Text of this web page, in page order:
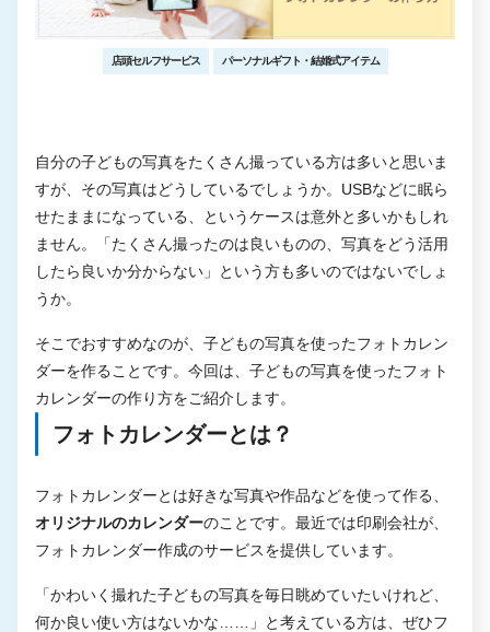
店頭セルフサービス パーソナルギフト・結婚式アイテム
自分の子どもの写真をたくさん撮っている方は多いと思いま
すが、その写真はどうしているでしょうか。USBなどに眠ら
せたままになっている、というケースは意外と多いかもしれ
ません。「たくさん撮ったのは良いものの、写真をどう活用
したら良いか分からない」という方も多いのではないでしょ
うか。
そこでおすすめなのが、子どもの写真を使ったフォトカレン
ダーを作ることです。今回は、子どもの写真を使ったフォト
カレンダーの作り方をご紹介します。
フォトカレンダーとは？
フォトカレンダーとは好きな写真や作品などを使って作る、
オリジナルのカレンダーのことです。最近では印刷会社が、
フォトカレンダー作成のサービスを提供しています。
「かわいく撮れた子どもの写真を毎日眺めていたいけれど、
何か良い使い方はないかな……」と考えている方は、ぜひフ